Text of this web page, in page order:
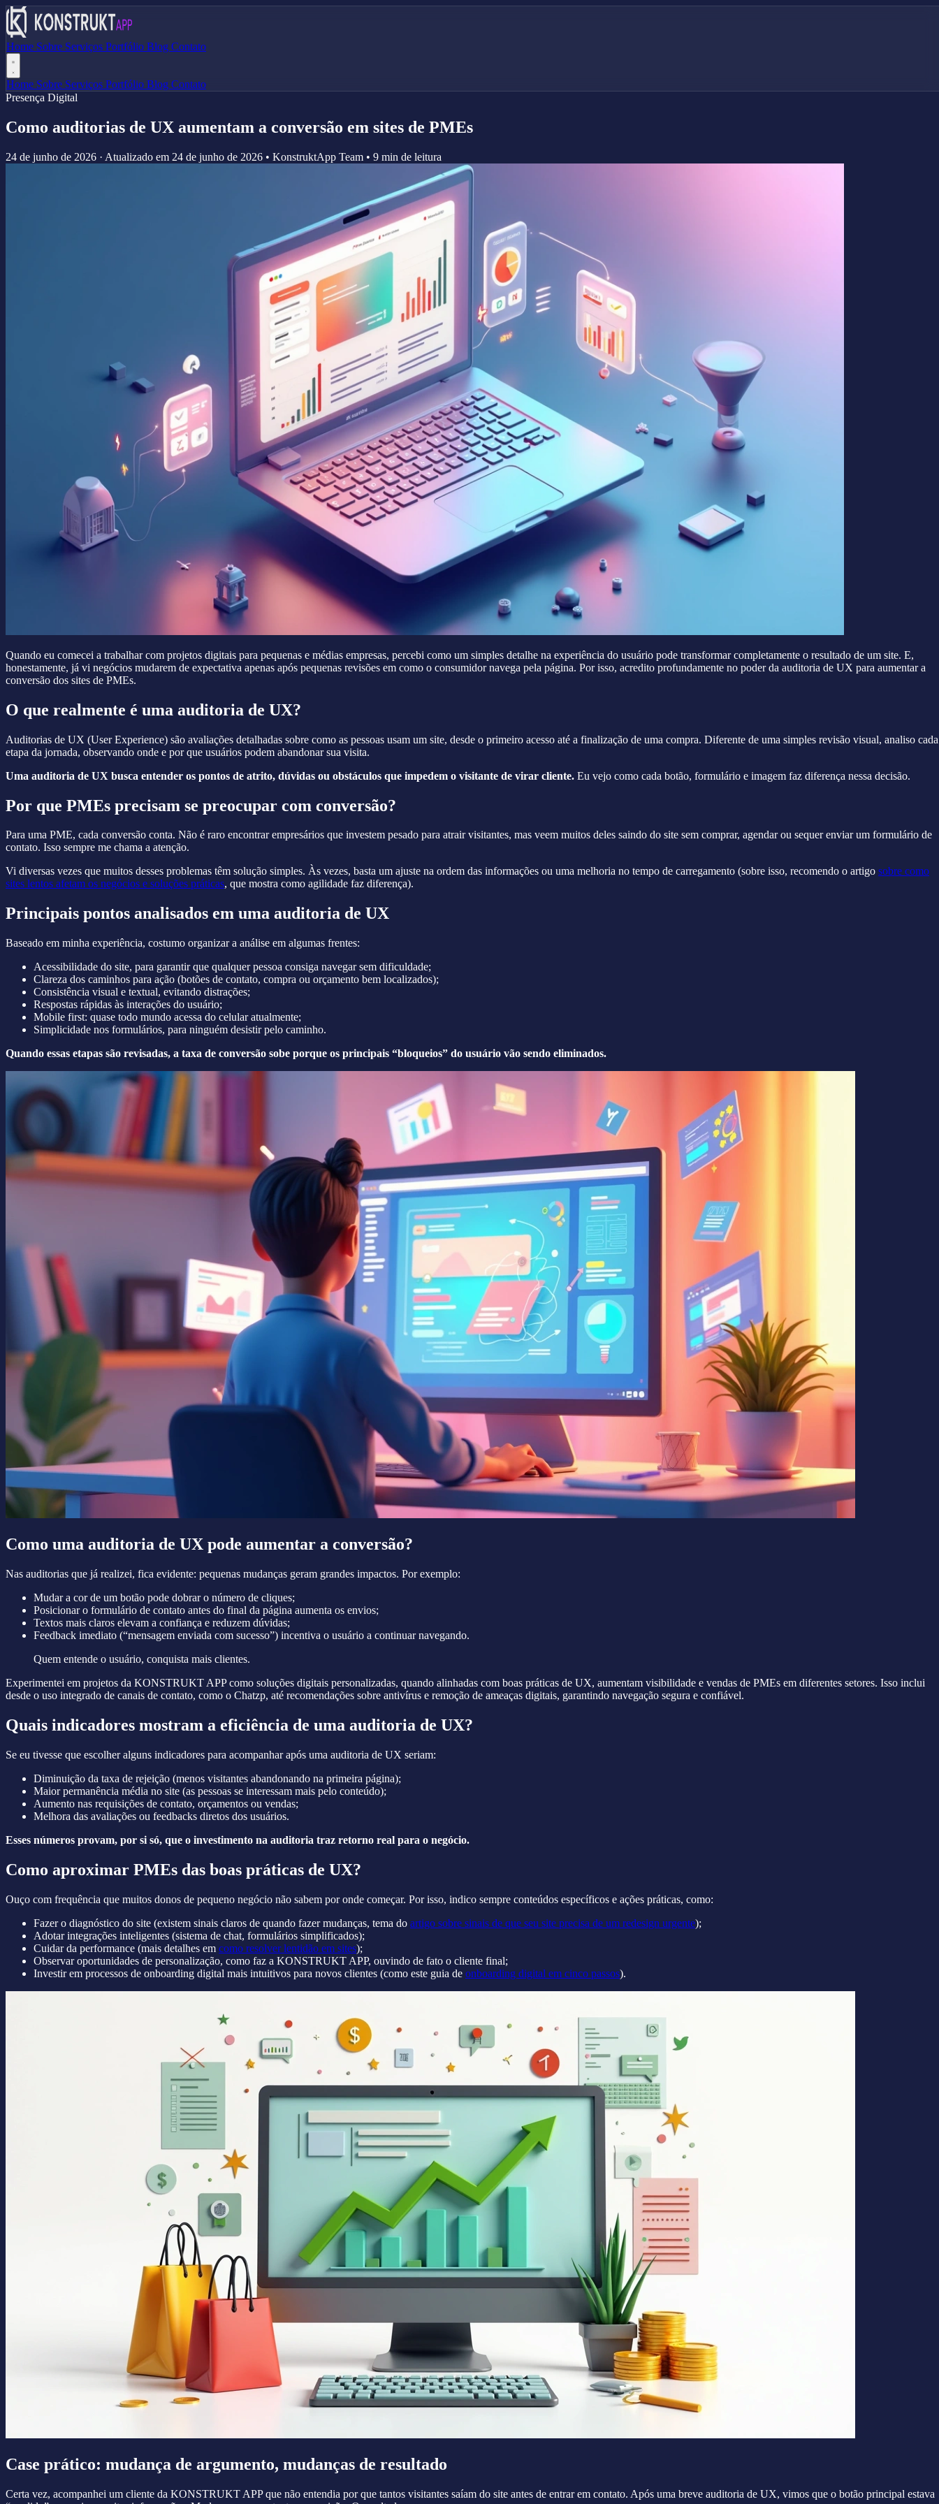
Home Sobre Serviços Portfólio Blog Contato
Home Sobre Serviços Portfólio Blog Contato
Presença Digital
Como auditorias de UX aumentam a conversão em sites de PMEs
24 de junho de 2026 · Atualizado em 24 de junho de 2026 • KonstruktApp Team • 9 min de leitura
Quando eu comecei a trabalhar com projetos digitais para pequenas e médias empresas, percebi como um simples detalhe na experiência do usuário pode transformar completamente o resultado de um site. E,
honestamente, já vi negócios mudarem de expectativa apenas após pequenas revisões em como o consumidor navega pela página. Por isso, acredito profundamente no poder da auditoria de UX para aumentar a
conversão dos sites de PMEs.
O que realmente é uma auditoria de UX?
Auditorias de UX (User Experience) são avaliações detalhadas sobre como as pessoas usam um site, desde o primeiro acesso até a finalização de uma compra. Diferente de uma simples revisão visual, analiso cada
etapa da jornada, observando onde e por que usuários podem abandonar sua visita.
Uma auditoria de UX busca entender os pontos de atrito, dúvidas ou obstáculos que impedem o visitante de virar cliente. Eu vejo como cada botão, formulário e imagem faz diferença nessa decisão.
Por que PMEs precisam se preocupar com conversão?
Para uma PME, cada conversão conta. Não é raro encontrar empresários que investem pesado para atrair visitantes, mas veem muitos deles saindo do site sem comprar, agendar ou sequer enviar um formulário de
contato. Isso sempre me chama a atenção.
Vi diversas vezes que muitos desses problemas têm solução simples. Às vezes, basta um ajuste na ordem das informações ou uma melhoria no tempo de carregamento (sobre isso, recomendo o artigo sobre como
sites lentos afetam os negócios e soluções práticas, que mostra como agilidade faz diferença).
Principais pontos analisados em uma auditoria de UX
Baseado em minha experiência, costumo organizar a análise em algumas frentes:
Acessibilidade do site, para garantir que qualquer pessoa consiga navegar sem dificuldade;
Clareza dos caminhos para ação (botões de contato, compra ou orçamento bem localizados);
Consistência visual e textual, evitando distrações;
Respostas rápidas às interações do usuário;
Mobile first: quase todo mundo acessa do celular atualmente;
Simplicidade nos formulários, para ninguém desistir pelo caminho.
Quando essas etapas são revisadas, a taxa de conversão sobe porque os principais “bloqueios” do usuário vão sendo eliminados.
Como uma auditoria de UX pode aumentar a conversão?
Nas auditorias que já realizei, fica evidente: pequenas mudanças geram grandes impactos. Por exemplo:
Mudar a cor de um botão pode dobrar o número de cliques;
Posicionar o formulário de contato antes do final da página aumenta os envios;
Textos mais claros elevam a confiança e reduzem dúvidas;
Feedback imediato (“mensagem enviada com sucesso”) incentiva o usuário a continuar navegando.
Quem entende o usuário, conquista mais clientes.
Experimentei em projetos da KONSTRUKT APP como soluções digitais personalizadas, quando alinhadas com boas práticas de UX, aumentam visibilidade e vendas de PMEs em diferentes setores. Isso inclui
desde o uso integrado de canais de contato, como o Chatzp, até recomendações sobre antivírus e remoção de ameaças digitais, garantindo navegação segura e confiável.
Quais indicadores mostram a eficiência de uma auditoria de UX?
Se eu tivesse que escolher alguns indicadores para acompanhar após uma auditoria de UX seriam:
Diminuição da taxa de rejeição (menos visitantes abandonando na primeira página);
Maior permanência média no site (as pessoas se interessam mais pelo conteúdo);
Aumento nas requisições de contato, orçamentos ou vendas;
Melhora das avaliações ou feedbacks diretos dos usuários.
Esses números provam, por si só, que o investimento na auditoria traz retorno real para o negócio.
Como aproximar PMEs das boas práticas de UX?
Ouço com frequência que muitos donos de pequeno negócio não sabem por onde começar. Por isso, indico sempre conteúdos específicos e ações práticas, como:
Fazer o diagnóstico do site (existem sinais claros de quando fazer mudanças, tema do artigo sobre sinais de que seu site precisa de um redesign urgente);
Adotar integrações inteligentes (sistema de chat, formulários simplificados);
Cuidar da performance (mais detalhes em como resolver lentidão em sites);
Observar oportunidades de personalização, como faz a KONSTRUKT APP, ouvindo de fato o cliente final;
Investir em processos de onboarding digital mais intuitivos para novos clientes (como este guia de onboarding digital em cinco passos).
Case prático: mudança de argumento, mudanças de resultado
Certa vez, acompanhei um cliente da KONSTRUKT APP que não entendia por que tantos visitantes saíam do site antes de entrar em contato. Após uma breve auditoria de UX, vimos que o botão principal estava